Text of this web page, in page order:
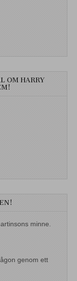
OM HARRY
minne.
genom ett